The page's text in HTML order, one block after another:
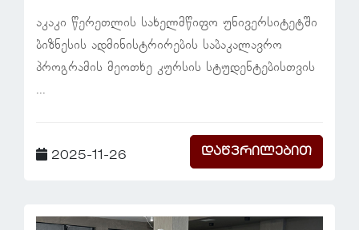
აკაკი წერეთლის სახელმწიფო უნივერსიტეტში
ბიზნესის ადმინისტრირების საბაკალავრო
პროგრამის მეოთხე კურსის სტუდენტებისთვის
...
2025-11-26 დაწვრილებით